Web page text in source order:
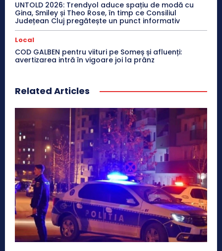
UNTOLD 2026: Trendyol aduce spațiu de modă cu
Gina, Smiley și Theo Rose, în timp ce Consiliul
Județean Cluj pregătește un punct informativ
Local
COD GALBEN pentru viituri pe Someș și afluenți:
avertizarea intră în vigoare joi la prânz
Related Articles